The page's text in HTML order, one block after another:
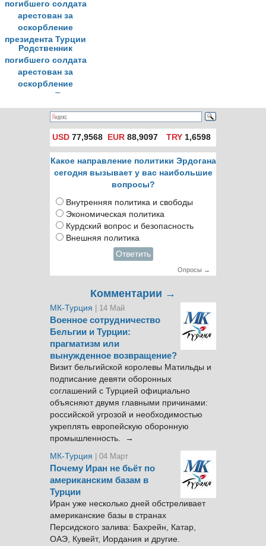
Родственник
погибшего солдата
арестован за
оскорбление
президента Турции
USD 77,9568 EUR 88,9097 TRY1,6598
Какое направление политики Эрдогана
сегодня вызывает у вас наибольшие
вопросы?
Внутренняя политика и свободы
Экономическая политика
Курдский вопрос и безопасность
Внешняя политика
Ответить
Опросы →
Комментарии →
МК-Турция | 14 Май
Военное сотрудничество
Бельгии и Турции:
прагматизм или
вынужденное возвращение?
Визит бельгийской королевы Матильды и
подписание девяти оборонных
соглашений с Турцией официально
объясняют двумя главными причинами:
российской угрозой и необходимостью
укреплять европейскую оборонную
промышленность. →
МК-Турция
| 04 Март
Почему Иран не бьёт по
американским базам в
Турции
Иран уже несколько дней обстреливает
американские базы в странах
Персидского залива: Бахрейн, Катар,
ОАЭ, Кувейт, Иордания и другие.